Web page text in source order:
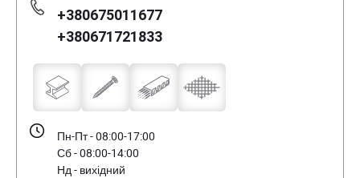
+380675011677
+380671721833
Пн-Пт - 08:00-17:00
Сб - 08:00-14:00
Нд - вихідний